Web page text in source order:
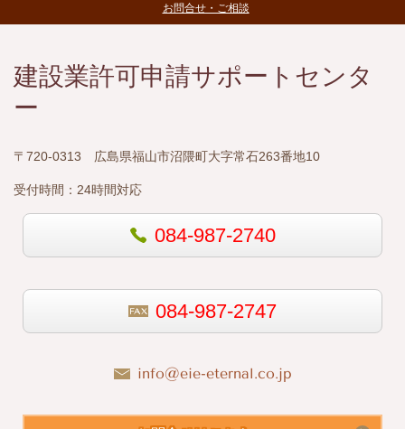
お問合せ・ご相談
建設業許可申請サポートセンタ
ー
〒720-0313 広島県福山市沼隈町大字常石263番地10
受付時間： 24時間対応
084-987-2740
084-987-2747
info@eie-eternal.co.jp